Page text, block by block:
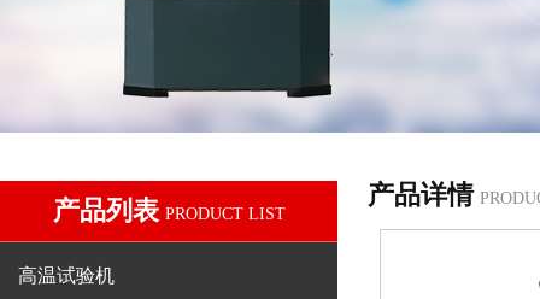
产品列表 PRODUCT LIST
高温试验机
产品详情